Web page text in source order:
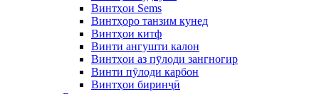
Винтҳои Sems
Винтҳоро танзим кунед
Винтҳои китф
Винти ангушти калон
Винтҳои аз пӯлоди зангногир
Винти пӯлоди карбон
Винтҳои биринҷӣ